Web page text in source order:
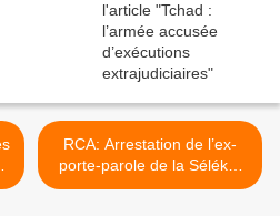
RCA: Arrestation de l’ex-
porte-parole de la Séléka,
le colonel Djouma Narkoyo